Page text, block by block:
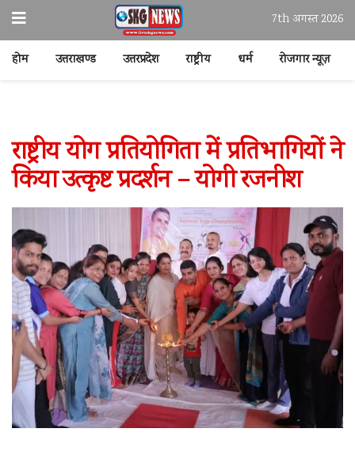
7th अगस्त 2026
होम उत्तराखण्ड उत्तरप्रदेश राष्ट्रीय धर्म रोजगार न्यूज़
राष्ट्रीय योग प्रतियोगिता में प्रतिभागियों ने
किया उत्कृष्ट प्रदर्शन – योगी रजनीश